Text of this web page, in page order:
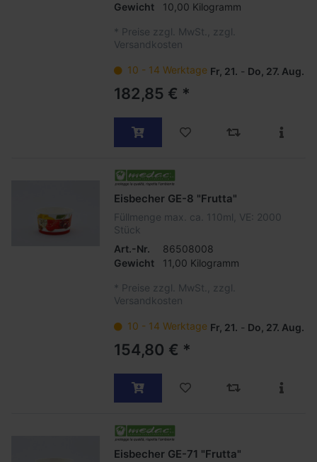
Gewicht
10,00 Kilogramm
* Preise zzgl. MwSt., zzgl.
Versandkosten
10 - 14 Werktage Fr, 21. - Do, 27. Aug.
182,85 € *
Eisbecher GE-8 "Frutta"
Füllmenge max. ca. 110ml, VE: 2000
Stück
Art.-Nr.
86508008
Gewicht
11,00 Kilogramm
* Preise zzgl. MwSt., zzgl.
Versandkosten
10 - 14 Werktage Fr, 21. - Do, 27. Aug.
154,80 € *
Eisbecher GE-71 "Frutta"